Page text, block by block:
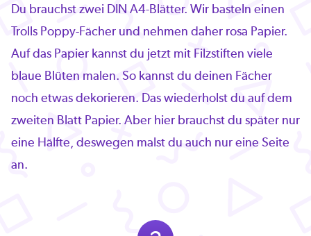
Du brauchst zwei DIN A4-Blätter. Wir basteln einen
Trolls Poppy-Fächer und nehmen daher rosa Papier.
Auf das Papier kannst du jetzt mit Filzstiften viele
blaue Blüten malen. So kannst du deinen Fächer
noch etwas dekorieren. Das wiederholst du auf dem
zweiten Blatt Papier. Aber hier brauchst du später nur
eine Hälfte, deswegen malst du auch nur eine Seite
an.